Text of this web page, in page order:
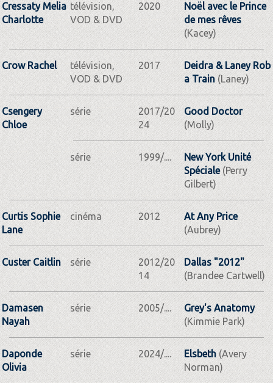
Cressaty Melia
Charlotte
télévision,
VOD & DVD
2020
Noël avec le Prince
de mes rêves
(Kacey)
Crow Rachel
télévision,
VOD & DVD
2017
Deidra & Laney Rob
a Train(Laney)
Csengery
Chloe
série
2017/20
24
Good Doctor
(Molly)
série 1999/....
New York Unité
Spéciale(Perry
Gilbert)
Curtis Sophie
Lane
cinéma 2012
At Any Price
(Aubrey)
Custer Caitlin série
2012/20
14
Dallas "2012"
(Brandee Cartwell)
Damasen
Nayah
série 2005/....
Grey's Anatomy
(Kimmie Park)
Daponde
Olivia
série 2024/.... Elsbeth(Avery
Norman)